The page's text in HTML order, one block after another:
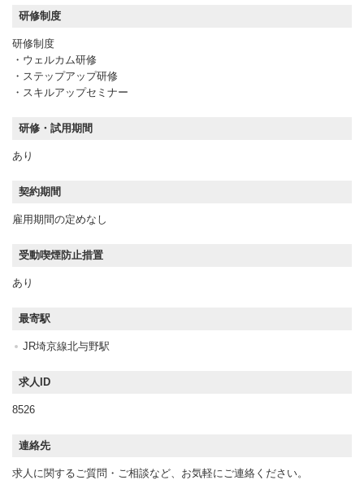
研修制度
研修制度
・ウェルカム研修
・ステップアップ研修
・スキルアップセミナー
研修・試用期間
あり
契約期間
雇用期間の定めなし
受動喫煙防止措置
あり
最寄駅
JR埼京線北与野駅
求人ID
8526
連絡先
求人に関するご質問・ご相談など、お気軽にご連絡ください。